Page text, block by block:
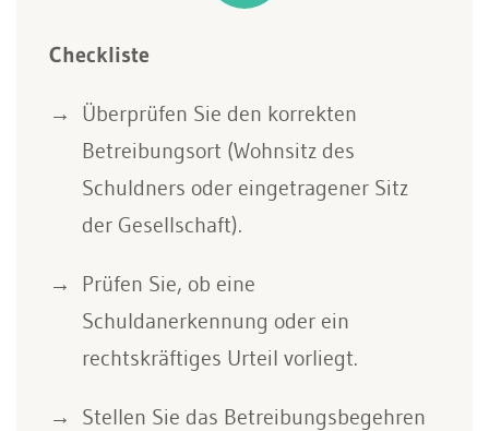
Checkliste
Überprüfen Sie den korrekten
Betreibungsort (Wohnsitz des
Schuldners oder eingetragener Sitz
der Gesellschaft).
Prüfen Sie, ob eine
Schuldanerkennung oder ein
rechtskräftiges Urteil vorliegt.
Stellen Sie das Betreibungsbegehren